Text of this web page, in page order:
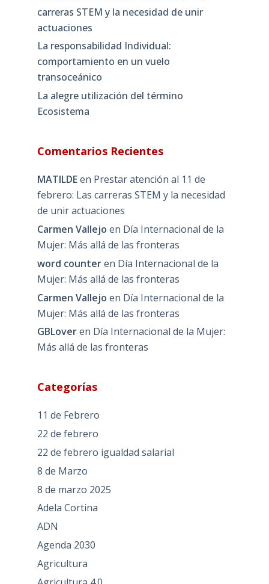
carreras STEM y la necesidad de unir
actuaciones
La responsabilidad Individual:
comportamiento en un vuelo
transoceánico
La alegre utilización del término
Ecosistema
Comentarios Recientes
MATILDEen Prestar atención al 11 de
febrero: Las carreras STEM y la necesidad
de unir actuaciones
Carmen Vallejo en Día Internacional de la
Mujer: Más allá de las fronteras
word counteren Día Internacional de la
Mujer: Más allá de las fronteras
Carmen Vallejo en Día Internacional de la
Mujer: Más allá de las fronteras
GBLoveren Día Internacional de la Mujer:
Más allá de las fronteras
Categorías
11 de Febrero
22 de febrero
22 de febrero igualdad salarial
8 de Marzo
8 de marzo 2025
Adela Cortina
ADN
Agenda 2030
Agricultura